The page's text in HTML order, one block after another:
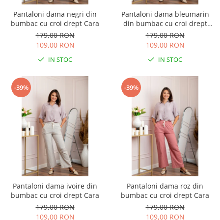
Pantaloni dama negri din
bumbac cu croi drept Cara
179,00 RON
109,00 RON
IN STOC
Pantaloni dama bleumarin
din bumbac cu croi drept
Cara
179,00 RON
109,00 RON
IN STOC
-39%
Pantaloni dama ivoire din
bumbac cu croi drept Cara
179,00 RON
109,00 RON
-39%
Pantaloni dama roz din
bumbac cu croi drept Cara
179,00 RON
109,00 RON